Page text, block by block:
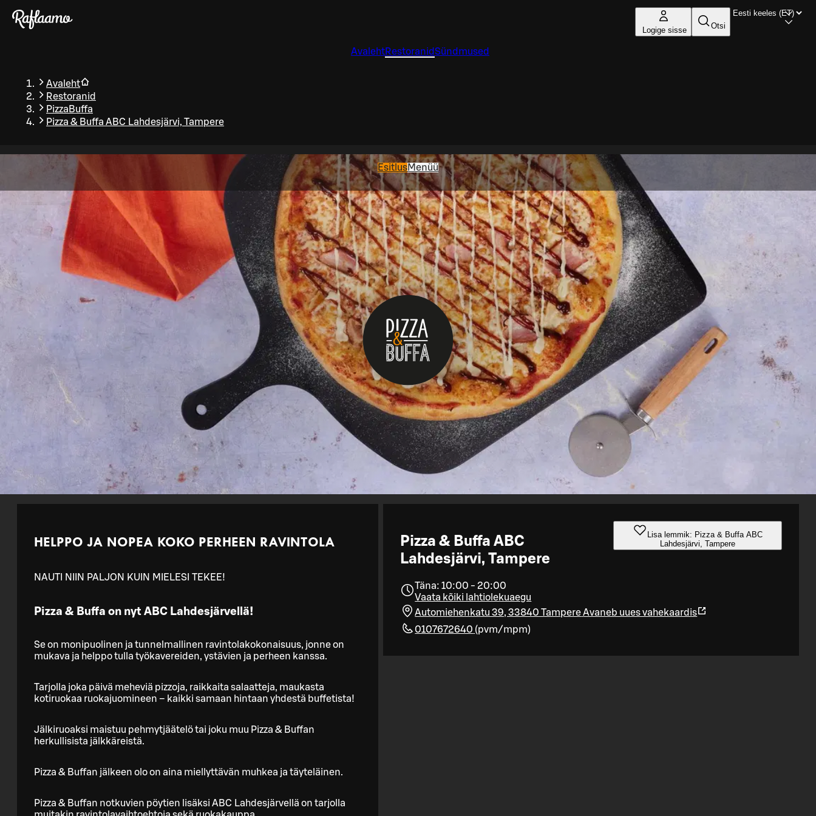
Liigu peamise sisu juurde
Logige sisse Otsi
AvalehtRestoranidSündmused
Avaleht
Restoranid
PizzaBuffa
Pizza & Buffa ABC Lahdesjärvi, Tampere
EsitlusMenüü
Pizza & Buffa ABC
Lahdesjärvi, Tampere
Lisa lemmik: Pizza & Buffa ABC
Lahdesjärvi, Tampere
Täna: 10:00 - 20:00
Vaata kõiki lahtiolekuaegu
Automiehenkatu 39, 33840 Tampere Avaneb uues vahekaardis
0107672640 (pvm/mpm)
HELPPO JA NOPEA KOKO PERHEEN RAVINTOLA
NAUTI NIIN PALJON KUIN MIELESI TEKEE!
Pizza & Buffa on nyt ABC Lahdesjärvellä!
Se on monipuolinen ja tunnelmallinen ravintolakokonaisuus, jonne on
mukava ja helppo tulla työkavereiden, ystävien ja perheen kanssa.
Tarjolla joka päivä meheviä pizzoja, raikkaita salaatteja, maukasta
kotiruokaa ruokajuomineen – kaikki samaan hintaan yhdestä buffetista!
Jälkiruoaksi maistuu pehmytjäätelö tai joku muu Pizza & Buffan
herkullisista jälkkäreistä.
Pizza & Buffan jälkeen olo on aina miellyttävän muhkea ja täyteläinen.
Pizza & Buffan notkuvien pöytien lisäksi ABC Lahdesjärvellä on tarjolla